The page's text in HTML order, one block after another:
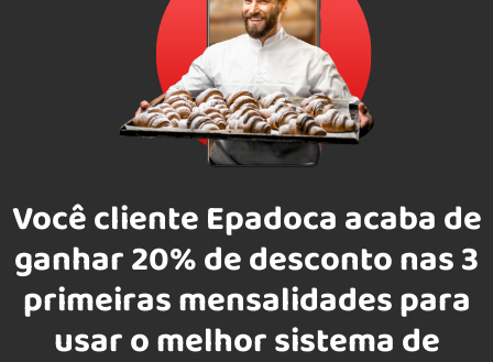
Você cliente Epadoca acaba de
ganhar 20% de desconto nas 3
primeiras mensalidades para
usar o melhor sistema de